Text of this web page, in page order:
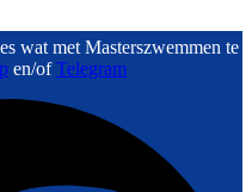
wat met Masterszwemmen te
en/ofTelegram